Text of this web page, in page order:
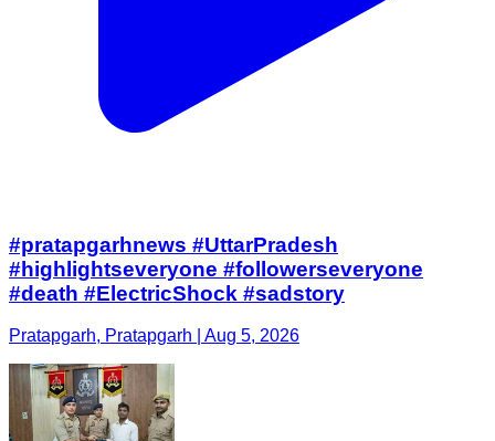
#pratapgarhnews #UttarPradesh
#highlightseveryone #followerseveryone
#death #ElectricShock #sadstory
Pratapgarh, Pratapgarh | Aug 5, 2026